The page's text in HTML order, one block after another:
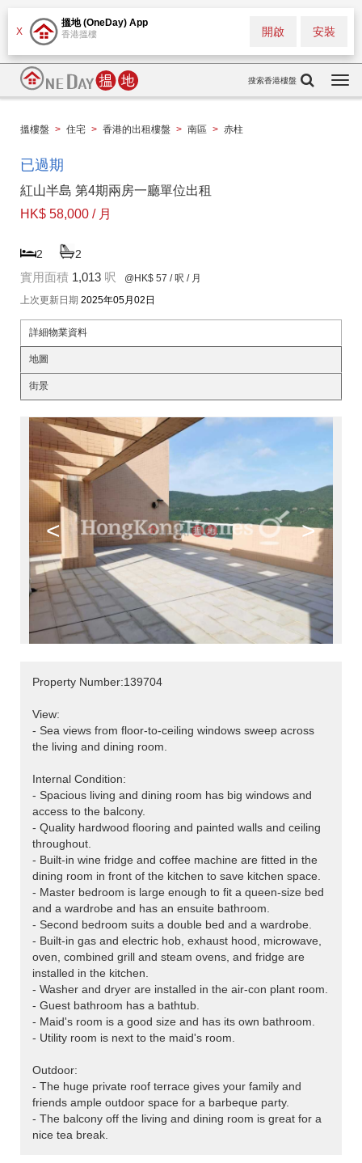
X
搵地 (OneDay) App
香港搵樓 安裝
開啟
搜索香港樓盤
搵樓盤 > 住宅 > 香港的出租樓盤 > 南區 > 赤柱
已過期
紅山半島 第4期兩房一廳單位出租
HK$ 58,000 / 月
2 2
實用面積 1,013 呎 @HK$ 57 / 呎 / 月
上次更新日期 2025年05月02日
詳細物業資料
地圖
街景
< >
Property Number:139704
View:
- Sea views from floor-to-ceiling windows sweep across
the living and dining room.
Internal Condition:
- Spacious living and dining room has big windows and
access to the balcony.
- Quality hardwood flooring and painted walls and ceiling
throughout.
- Built-in wine fridge and coffee machine are fitted in the
dining room in front of the kitchen to save kitchen space.
- Master bedroom is large enough to fit a queen-size bed
and a wardrobe and has an ensuite bathroom.
- Second bedroom suits a double bed and a wardrobe.
- Built-in gas and electric hob, exhaust hood, microwave,
oven, combined grill and steam ovens, and fridge are
installed in the kitchen.
- Washer and dryer are installed in the air-con plant room.
- Guest bathroom has a bathtub.
- Maid's room is a good size and has its own bathroom.
- Utility room is next to the maid's room.
Outdoor:
- The huge private roof terrace gives your family and
friends ample outdoor space for a barbeque party.
- The balcony off the living and dining room is great for a
nice tea break.